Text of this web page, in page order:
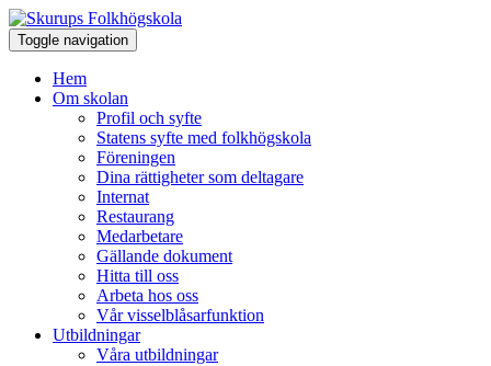
Toggle navigation
Hem
Om skolan
Profil och syfte
Statens syfte med folkhögskola
Föreningen
Dina rättigheter som deltagare
Internat
Restaurang
Medarbetare
Gällande dokument
Hitta till oss
Arbeta hos oss
Vår visselblåsarfunktion
Utbildningar
Våra utbildningar